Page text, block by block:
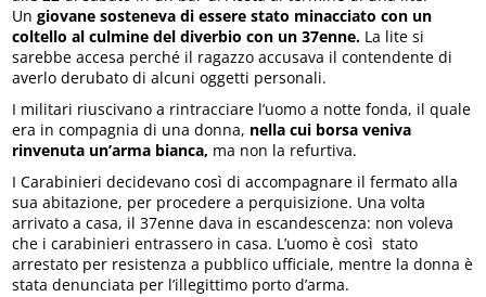
Un giovane sosteneva di essere stato minacciato con un
coltello al culmine del diverbio con un 37enne. La lite si
sarebbe accesa perché il ragazzo accusava il contendente di
averlo derubato di alcuni oggetti personali.
I militari riuscivano a rintracciare l’uomo a notte fonda, il quale
era in compagnia di una donna, nella cui borsa veniva
rinvenuta un’arma bianca, ma non la refurtiva.
I Carabinieri decidevano così di accompagnare il fermato alla
sua abitazione, per procedere a perquisizione. Una volta
arrivato a casa, il 37enne dava in escandescenza: non voleva
che i carabinieri entrassero in casa. L’uomo è così stato
arrestato per resistenza a pubblico ufficiale, mentre la donna è
stata denunciata per l’illegittimo porto d’arma.